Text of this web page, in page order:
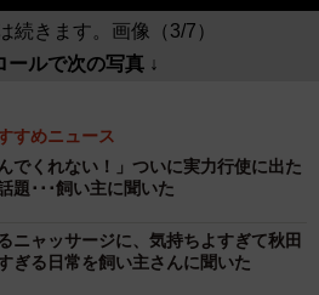
続きます。画像（3/7）
ールで次の写真 ↓
すめニュース
でくれない！」ついに実力行使に出た
題･･･飼い主に聞いた
ニャッサージに、気持ちよすぎて秋田
ぎる日常を飼い主さんに聞いた